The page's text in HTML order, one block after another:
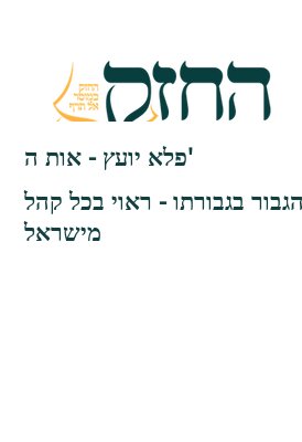
פלא יועץ - אות ה'
בגבורתו - ראוי בכל קהל
מישראל